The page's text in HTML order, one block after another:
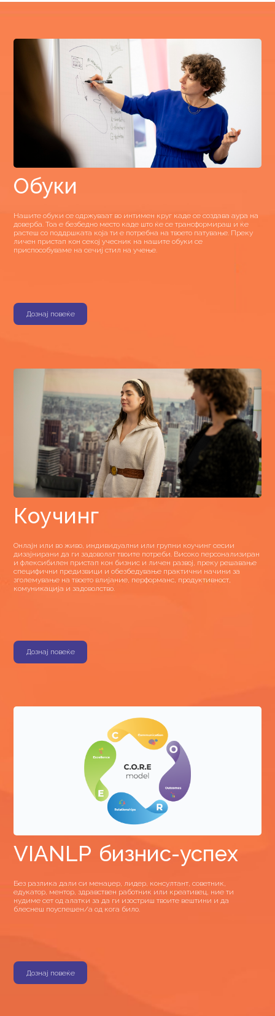
Обуки
Нашите обуки се одржуваат во интимен круг каде се создава аура на
доверба. Тоа е безбедно место каде што ќе се трансформираш и ќе
растеш со поддршката која ти е потребна на твоето патување. Преку
личен пристап кон секој учесник на нашите обуки се
приспособуваме на сечиј стил на учење.
Дознај повеќе
Коучинг
Онлајн или во живо, индивидуални или групни коучинг сесии
дизајнирани да ги задоволат твоите потреби. Високо персонализиран
и флексибилен пристап кон бизнис и личен развој, преку решавање
специфични предизвици и обезбедување практични начини за
зголемување на твоето влијание, перформанс, продуктивност,
комуникација и задоволство.
Дознај повеќе
VIANLP бизнис-успех
Без разлика дали си менаџер, лидер, консултант, советник,
едукатор, ментор, здравствен работник или креативец, ние ти
нудиме сет од алатки за да ги изостриш твоите вештини и да
блеснеш поуспешен/а од кога било.
Дознај повеќе